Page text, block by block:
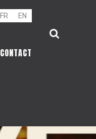
FR EN
CONTACT